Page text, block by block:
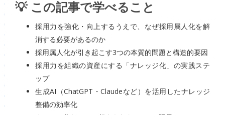
💡 この記事で学べること
採用力を強化・向上するうえで、なぜ採用属人化を解
消する必要があるのか
採用属人化が引き起こす3つの本質的問題と構造的要因
採用力を組織の資産にする「ナレッジ化」の実践ステ
ップ
生成AI（ChatGPT・Claudeなど）を活用したナレッジ
整備の効率化